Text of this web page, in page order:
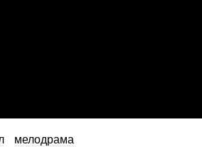
мелодрама